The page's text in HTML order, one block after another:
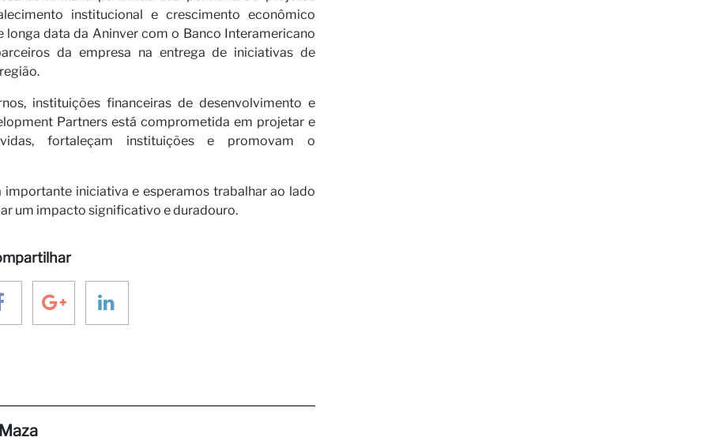
institucional e crescimento econômico
data da Aninver com o Banco Interamericano
da empresa na entrega de iniciativas de
instituições financeiras de desenvolvimento e
Partners está comprometida em projetar e
fortaleçam instituições e promovam o
iniciativa e esperamos trabalhar ao lado
um impacto significativo e duradouro.